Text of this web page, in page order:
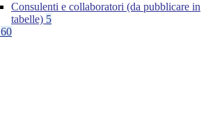
Consulenti e collaboratori (da pubblicare in
tabelle) 5
60